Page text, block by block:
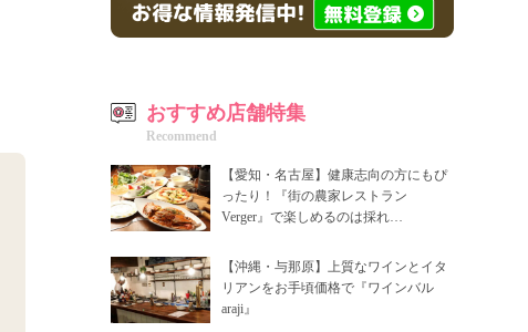
おすすめ店舗特集
Recommend
【愛知・名古屋】健康志向の方にもぴ
ったり！『街の農家レストラン
Verger』で楽しめるのは採れ…
【沖縄・与那原】上質なワインとイタ
リアンをお手頃価格で『ワインバル
araji』